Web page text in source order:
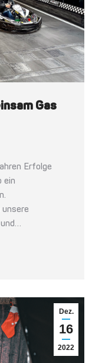
Gas
Erfolge
ein
Dez.
16
2022